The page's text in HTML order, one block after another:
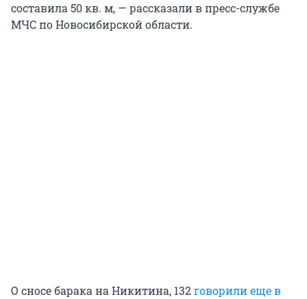
составила 50 кв. м, — рассказали в пресс-службе
МЧС по Новосибирской области.
О сносе барака на Никитина, 132говорили еще в